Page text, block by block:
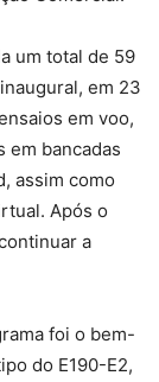
um total de 59
em 23
em voo,
em bancadas
assim como
Após o
a
foi o bem-
do E190-E2,